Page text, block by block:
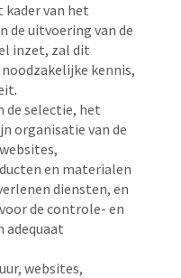
van het
de uitvoering van de
inzet, zal dit
kennis,
de selectie, het
organisatie van de
en materialen
diensten, en
de controle- en
adequaat
websites,